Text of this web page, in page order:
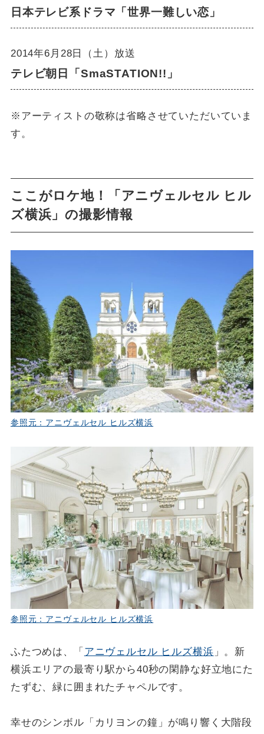
日本テレビ系ドラマ「世界一難しい恋」
2014年6月28日（土）放送
テレビ朝日「SmaSTATION!!」
※アーティストの敬称は省略させていただいていま
す。
ここがロケ地！「アニヴェルセル ヒル
ズ横浜」の撮影情報
参照元：アニヴェルセル ヒルズ横浜
参照元：アニヴェルセル ヒルズ横浜
ふたつめは、「 アニヴェルセル ヒルズ横浜 」。新
横浜エリアの最寄り駅から40秒の閑静な好立地にた
たずむ、緑に囲まれたチャペルです。
幸せのシンボル「カリヨンの鐘」が鳴り響く大階段